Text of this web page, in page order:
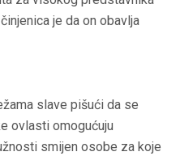
je da on obavlja
slave pišući da se
ovlasti omogućuju
smijen osobe za koje